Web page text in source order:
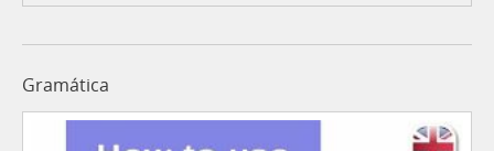
Gramática